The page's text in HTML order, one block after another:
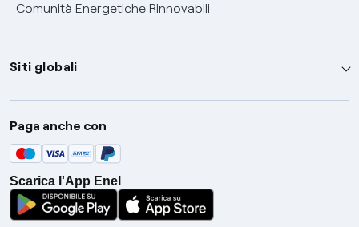
Comunità Energetiche Rinnovabili
Siti globali
Enel Group
Enel Green Power
Global Trading
Global Procurement
Gridspertise
Paga anche con
Scarica l'App Enel